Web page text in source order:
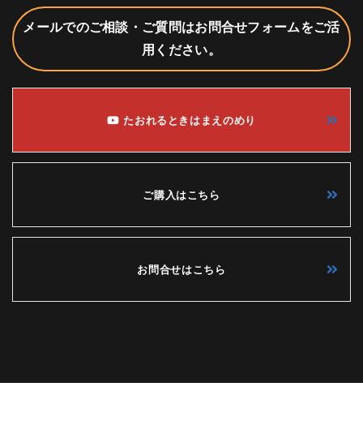
メールでのご相談・ご質問はお問合せフォームをご活
用ください。
たおれるときはまえのめり
ご購入はこちら
お問合せはこちら